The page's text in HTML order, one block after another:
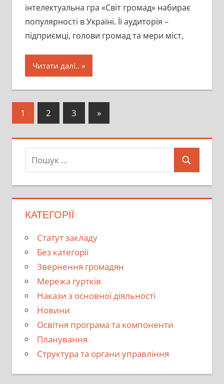
інтелектуальна гра «Світ громад» набирає
популярності в Україні. Її аудиторія –
підприємці, голови громад та мери міст,
Читати далі..
Пагінація
1 2 3
Наступні
записи
»
Пошук:
Пошук
КАТЕГОРІЇ
Cтатут закладу
Без категорії
Звернення громадян
Мережа гуртків
Накази з основної діяльності
Новини
Освітня програма та компоненти
Планування
Структура та органи управління